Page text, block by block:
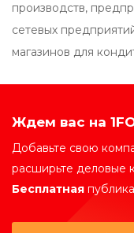
производств,
сетевых
магазинов для
Ждем вас на
Добавьте свою
расширьте деловые
Бесплатная